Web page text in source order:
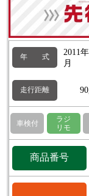
年 式
2011
月
走行距離
車検付
ラジ
リモ
商品番号